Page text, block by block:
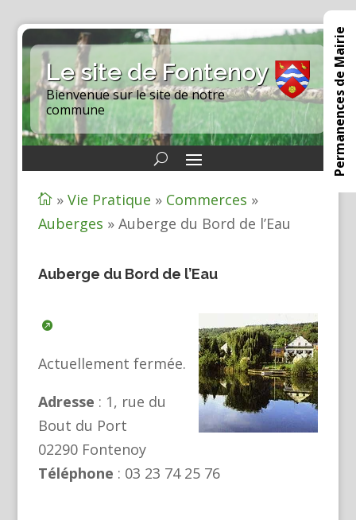
Le site de Fontenoy
Bienvenue sur le site de notre
commune
Permanences de Mairie
» Vie Pratique » Commerces »
Auberges » Auberge du Bord de l’Eau
Auberge du Bord de l’Eau
Actuellement fermée.
Adresse : 1, rue du
Bout du Port
02290 Fontenoy
Téléphone : 03 23 74 25 76